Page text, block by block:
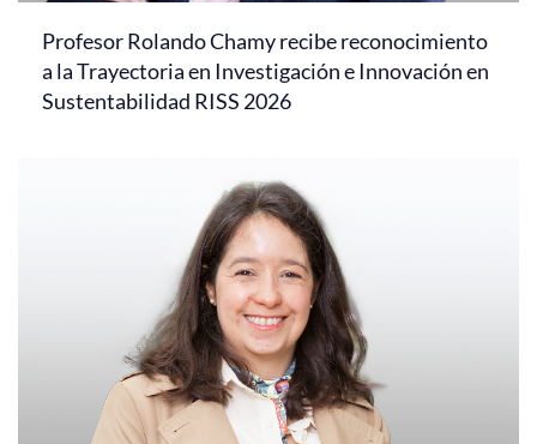
Profesor Rolando Chamy recibe reconocimiento
a la Trayectoria en Investigación e Innovación en
Sustentabilidad RISS 2026